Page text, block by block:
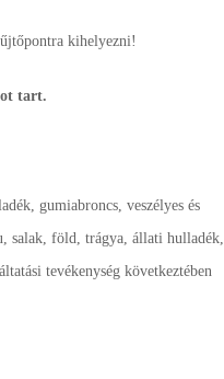
kihelyezni!
tart.
gumiabroncs, veszélyes és
salak, föld, trágya, állati hulladék,
tevékenység következtében